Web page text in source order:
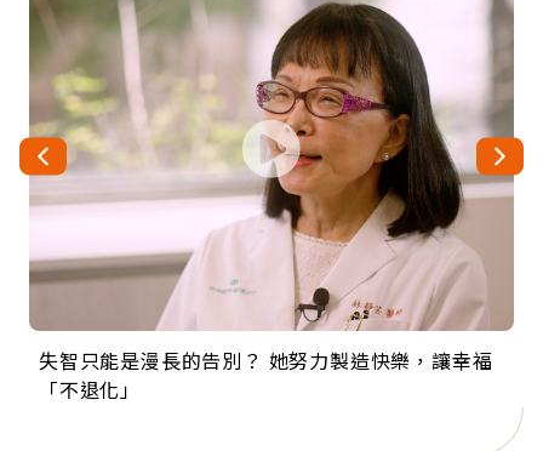
失智只能是漫長的告別？ 她努力製造快樂，讓幸福
「不退化」
來自剛果的巧克力神父 為台灣奉獻36年 「台灣是我
的家，我連作夢都講台語！」
63歲卸矽谷副總、搬回台灣找快樂！「蛋黃哥小
丑」走進安養院，逗樂上萬爺奶：退休後才開始真
104歲打破金氏世界紀錄 成為全球最年長羽球選
手，分享長壽的秘密原來是「這個」
事業巔峰他選擇追夢…黑手阿伯拉小提琴還登上小
巨蛋！連CNN都大讚！